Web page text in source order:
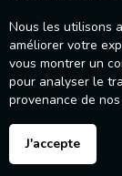
Nous les utilisons
améliorer votre
vous montrer un
pour analyser le
provenance de
J'accepte